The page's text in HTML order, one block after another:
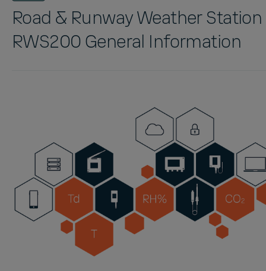
Road & Runway Weather Station
RWS200 General Information